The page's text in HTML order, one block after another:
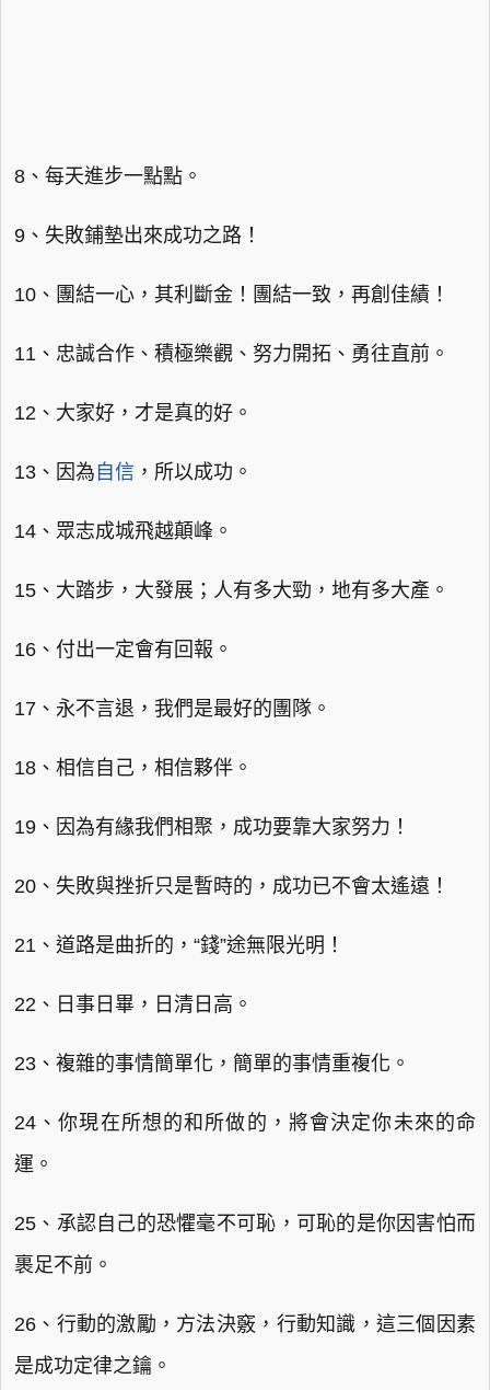
8、每天進步一點點。
9、失敗鋪墊出來成功之路！
10、團結一心，其利斷金！團結一致，再創佳績！
11、忠誠合作、積極樂觀、努力開拓、勇往直前。
12、大家好，才是真的好。
13、因為 自信 ，所以成功。
14、眾志成城飛越顛峰。
15、大踏步，大發展；人有多大勁，地有多大產。
16、付出一定會有回報。
17、永不言退，我們是最好的團隊。
18、相信自己，相信夥伴。
19、因為有緣我們相聚，成功要靠大家努力！
20、失敗與挫折只是暫時的，成功已不會太遙遠！
21、道路是曲折的，“錢”途無限光明！
22、日事日畢，日清日高。
23、複雜的事情簡單化，簡單的事情重複化。
24、你現在所想的和所做的，將會決定你未來的命
運。
25、承認自己的恐懼毫不可恥，可恥的是你因害怕而
裹足不前。
26、行動的激勵，方法決竅，行動知識，這三個因素
是成功定律之鑰。